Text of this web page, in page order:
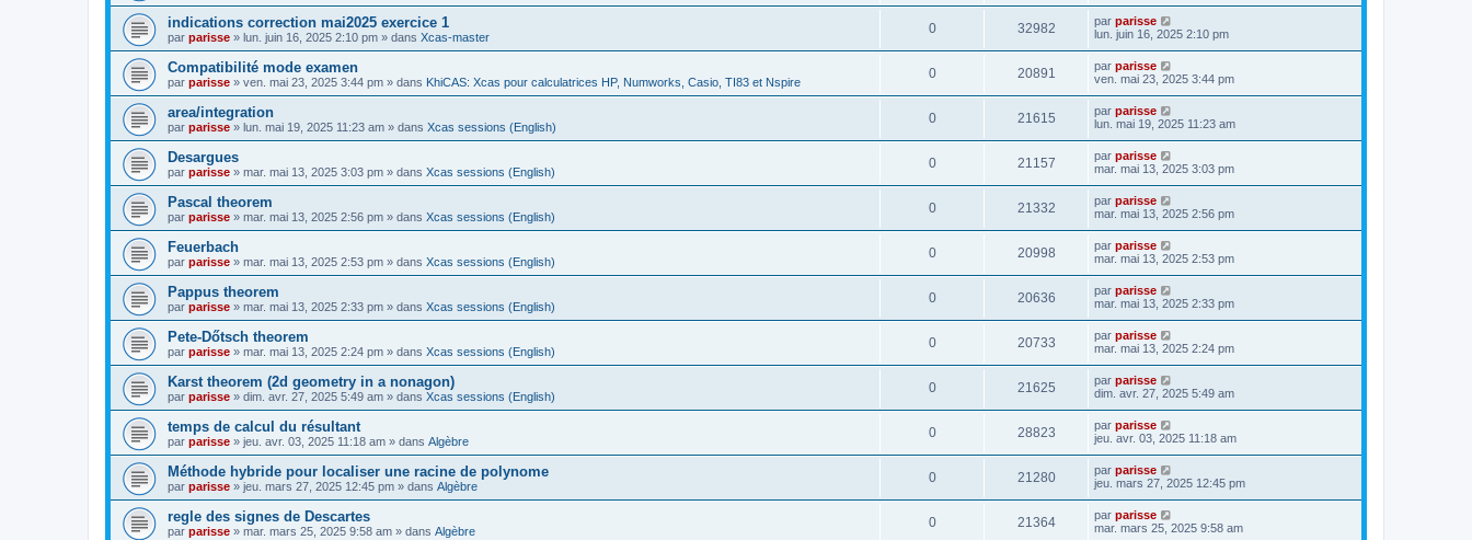
indications correction mai2025 exercice 1
par parisse » lun. juin 16, 2025 2:10 pm » dans Xcas-master
0 32982 par parisse
lun. juin 16, 2025 2:10 pm
Compatibilité mode examen
par parisse » ven. mai 23, 2025 3:44 pm » dans KhiCAS: Xcas pour calculatrices HP, Numworks, Casio, TI83 et Nspire
0 20891 par parisse
ven. mai 23, 2025 3:44 pm
area/integration
par parisse » lun. mai 19, 2025 11:23 am » dans Xcas sessions (English)
0 21615 par parisse
lun. mai 19, 2025 11:23 am
Desargues
par parisse » mar. mai 13, 2025 3:03 pm » dans Xcas sessions (English)
0 21157 par parisse
mar. mai 13, 2025 3:03 pm
Pascal theorem
par parisse » mar. mai 13, 2025 2:56 pm » dans Xcas sessions (English)
0 21332 par parisse
mar. mai 13, 2025 2:56 pm
Feuerbach
par parisse » mar. mai 13, 2025 2:53 pm » dans Xcas sessions (English)
0 20998 par parisse
mar. mai 13, 2025 2:53 pm
Pappus theorem
par parisse » mar. mai 13, 2025 2:33 pm » dans Xcas sessions (English)
0 20636 par parisse
mar. mai 13, 2025 2:33 pm
Pete-Dőtsch theorem
par parisse » mar. mai 13, 2025 2:24 pm » dans Xcas sessions (English)
0 20733 par parisse
mar. mai 13, 2025 2:24 pm
Karst theorem (2d geometry in a nonagon)
par parisse » dim. avr. 27, 2025 5:49 am » dans Xcas sessions (English)
0 21625 par parisse
dim. avr. 27, 2025 5:49 am
temps de calcul du résultant
par parisse » jeu. avr. 03, 2025 11:18 am » dans Algèbre
0 28823 par parisse
jeu. avr. 03, 2025 11:18 am
Méthode hybride pour localiser une racine de polynome
par parisse » jeu. mars 27, 2025 12:45 pm » dans Algèbre
0 21280 par parisse
jeu. mars 27, 2025 12:45 pm
regle des signes de Descartes
par parisse » mar. mars 25, 2025 9:58 am » dans Algèbre
0 21364 par parisse
mar. mars 25, 2025 9:58 am